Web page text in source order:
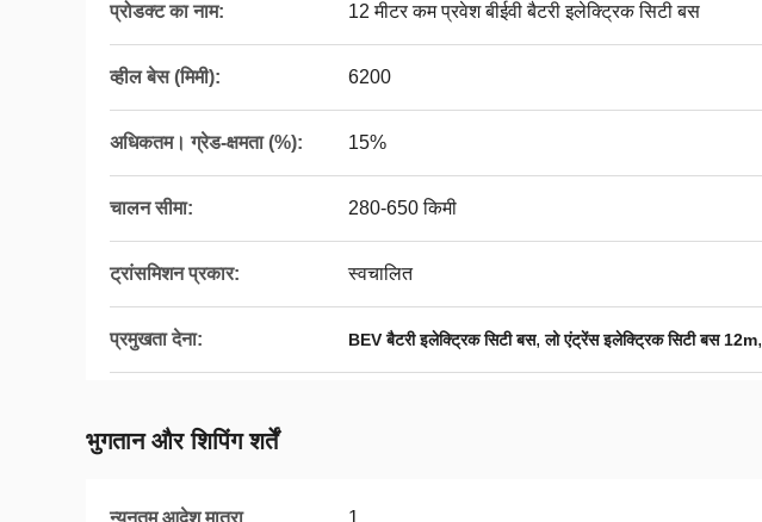
प्रोडक्ट का नाम: 12 मीटर कम प्रवेश बीईवी बैटरी इलेक्ट्रिक सिटी बस
व्हील बेस (मिमी): 6200
अधिकतम। ग्रेड-क्षमता (%): 15%
चालन सीमा: 280-650 किमी
ट्रांसमिशन प्रकार: स्वचालित
प्रमुखता देना: BEV बैटरी इलेक्ट्रिक सिटी बस,लो एंट्रेंस इलेक्ट्रिक सिटी बस 12m,
भुगतान और शिपिंग शर्तें
न्यूनतम आदेश मात्रा 1